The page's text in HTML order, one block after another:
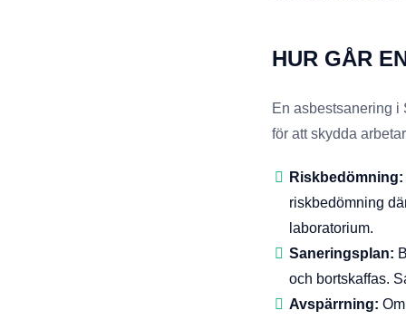
HUR GÅR
En asbestsanering i
för att skydda
riskbedömning
laboratorium.
Saneringsplan:
och bortskaffas.
Avspärrning: